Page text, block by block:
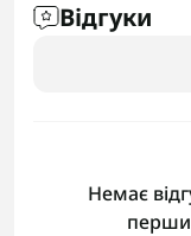
Відгуки
Немає